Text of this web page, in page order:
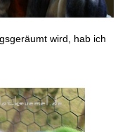
wird, hab ich